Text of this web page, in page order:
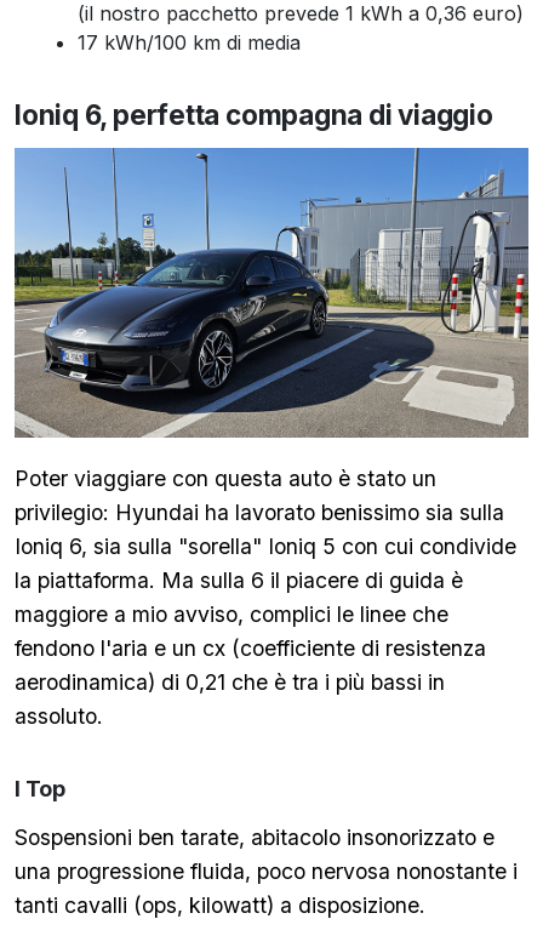
(il nostro pacchetto prevede 1 kWh a 0,36 euro)
17 kWh/100 km di media
Ioniq 6, perfetta compagna di viaggio
Poter viaggiare con questa auto è stato un
privilegio: Hyundai ha lavorato benissimo sia sulla
Ioniq 6, sia sulla "sorella" Ioniq 5 con cui condivide
la piattaforma. Ma sulla 6 il piacere di guida è
maggiore a mio avviso, complici le linee che
fendono l'aria e un cx (coefficiente di resistenza
aerodinamica) di 0,21 che è tra i più bassi in
assoluto.
I Top
Sospensioni ben tarate, abitacolo insonorizzato e
una progressione fluida, poco nervosa nonostante i
tanti cavalli (ops, kilowatt) a disposizione.